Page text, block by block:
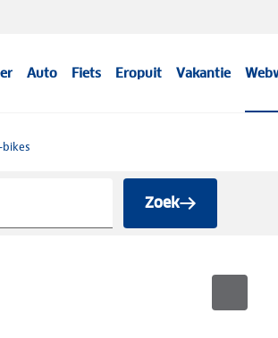
Auto Fiets Eropuit Vakantie
Zoek